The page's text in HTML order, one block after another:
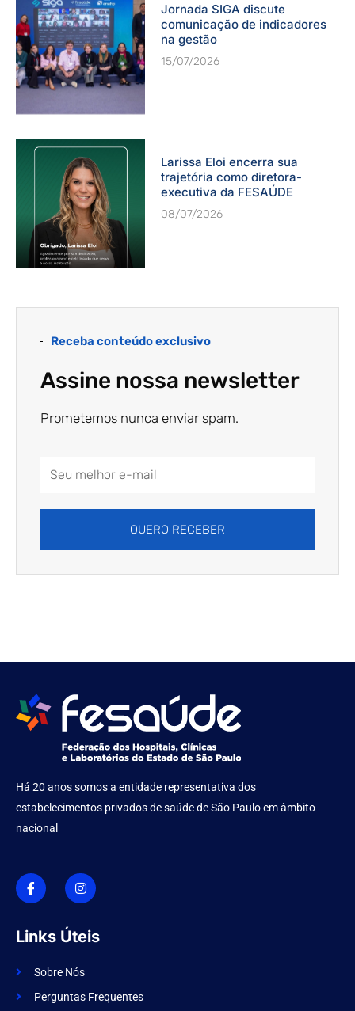
Jornada SIGA discute
comunicação de indicadores
na gestão
15/07/2026
Larissa Eloi encerra sua
trajetória como diretora-
executiva da FESAÚDE
08/07/2026
Receba conteúdo exclusivo
Assine nossa newsletter
Prometemos nunca enviar spam.
QUERO RECEBER
Há 20 anos somos a entidade representativa dos
estabelecimentos privados de saúde de São Paulo em âmbito
nacional
I
c
o
n
f
a
e
o
I
n
s
t
g
r
m
Links Úteis
Sobre Nós
Perguntas Frequentes